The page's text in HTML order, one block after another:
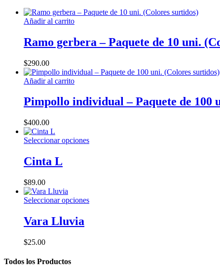
Añadir al carrito
Ramo gerbera – Paquete de 10 uni.
$290.00
Añadir al carrito
Pimpollo individual – Paquete de 100
$400.00
Seleccionar opcionesEste
se
Cinta L
$89.00
Seleccionar opcionesEste
Vara Lluvia
$25.00
Todos los Productos